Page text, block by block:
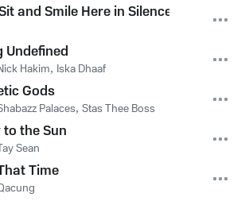
and Smile Here in Silence
Undefined
Hakim, Iska Dhaaf
Gods
Palaces, Stas Thee Boss
the Sun
Sean
Time